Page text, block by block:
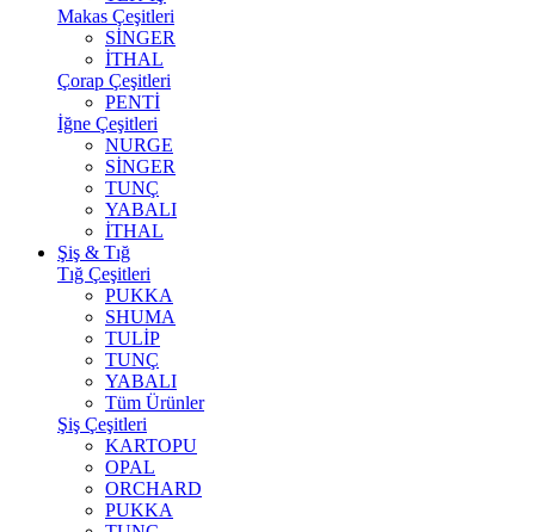
Makas Çeşitleri
SİNGER
İTHAL
Çorap Çeşitleri
PENTİ
İğne Çeşitleri
NURGE
SİNGER
TUNÇ
YABALI
İTHAL
Şiş & Tığ
Tığ Çeşitleri
PUKKA
SHUMA
TULİP
TUNÇ
YABALI
Tüm Ürünler
Şiş Çeşitleri
KARTOPU
OPAL
ORCHARD
PUKKA